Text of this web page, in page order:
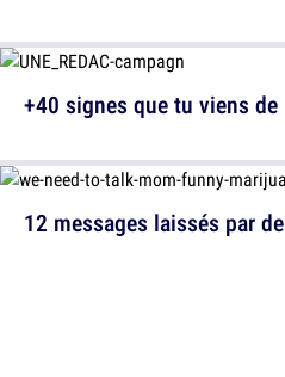
12 messages laissés par
+40 signes que tu viens de